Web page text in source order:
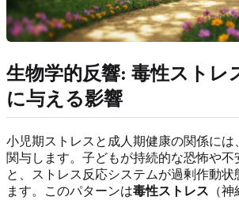
生物学的反響: 毒性ストレ
に与える影響
小児期ストレスと成人期健康の関係には
関与します。子どもが持続的な恐怖や不
と、ストレス反応システムが過剰作動状
ます。このパターンは毒性ストレス （